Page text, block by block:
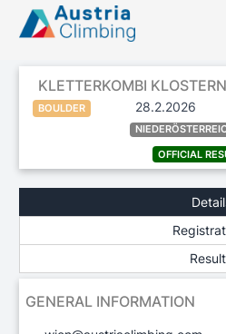
KLETTERKOMBI
BOULDER 28.2.2026
OFFICIAL
GENERAL INFORMATION